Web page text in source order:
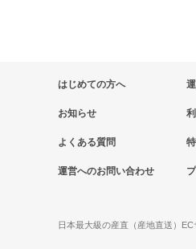
はじめての方へ
お知らせ
よくある質問
運営へのお問い合わせ
日本最大級の産直（産地直送）